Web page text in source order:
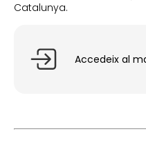
Catalunya.
Accedeix al